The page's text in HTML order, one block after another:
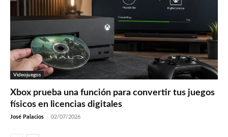
Videojuegos
Xbox prueba una función para convertir tus juegos
físicos en licencias digitales
José Palacios - 02/07/2026